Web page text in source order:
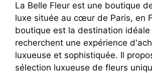
La Belle Fleur est une boutique
luxe située au cœur de Paris, en
boutique est la destination idéale
recherchent une expérience
luxueuse et sophistiquée. Il
sélection luxueuse de fleurs